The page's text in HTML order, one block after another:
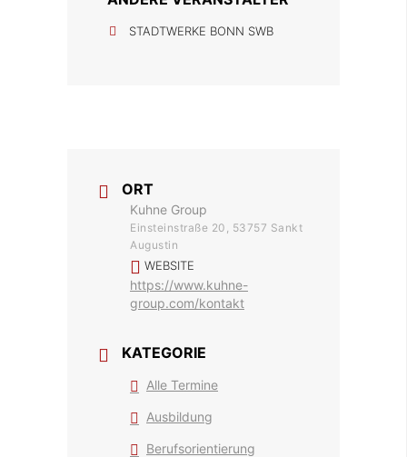
STADTWERKE BONN SWB
ORT
Kuhne Group
Einsteinstraße 20, 53757 Sankt
Augustin
WEBSITE
https://www.kuhne-
group.com/kontakt
KATEGORIE
Alle Termine
Ausbildung
Berufsorientierung